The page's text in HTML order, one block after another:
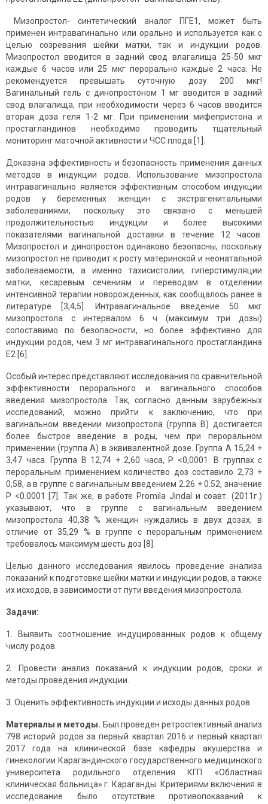
Мизопростол- синтетический аналог ПГЕ1, может быть
применен интравагинально или орально и используется как с
целью созревания шейки матки, так и индукции родов.
Мизопростол вводится в задний свод влагалища 25-50 мкг
каждые 6 часов или 25 мкг перорально каждые 2 часа. Не
рекомендуется превышать суточную дозу 200 мкг!
Вагинальный гель с динопростоном 1 мг вводится в задний
свод влагалища, при необходимости через 6 часов вводится
вторая доза геля 1-2 мг. При применении мифепристона и
простагландинов необходимо проводить тщательный
мониторинг маточной активности и ЧСС плода [1].
Доказана эффективность и безопасность применения данных
методов в индукции родов. Использование мизопростола
интравагинально является эффективным способом индукции
родов у беременных женщин с экстрагенитальными
заболеваниями, поскольку это связано с меньшей
продолжительностью индукции и более высокими
показателями вагинальной доставки в течение 12 часов.
Мизопростол и динопростон одинаково безопасны, поскольку
мизопростол не приводит к росту материнской и неонатальной
заболеваемости, а именно тахисистолии, гиперстимуляции
матки, кесаревым сечениям и переводам в отделении
интенсивной терапии новорожденных, как сообщалось ранее в
литературе [3,4,5]. Интравагинальное введение 50 мкг
мизопростола с интервалом 6 ч (максимум три дозы)
сопоставимо по безопасности, но более эффективно для
индукции родов, чем 3 мг интравагинального простагландина
Е2 [6].
Особый интерес представляют исследования по сравнительной
эффективности перорального и вагинального способов
введения мизопростола. Так, согласно данным зарубежных
исследований, можно прийти к заключению, что при
вагинальном введении мизопростола (группа В) достигается
более быстрое введение в роды, чем при пероральном
применении (группа А) в эквивалентной дозе. Группа А 15,24 +
3,47 часа. Группа B 12,74 + 2,60 часа, P <0,0001. В группах с
пероральным применением количество доз составило 2,73 +
0,58, а в группе с вагинальным введением 2.26 + 0.52, значение
P <0.0001 [7]. Так же, в работе Promila Jindal и соавт. (2011г.)
указывают, что в группе с вагинальным введением
мизопростола 40,38 % женщин нуждались в двух дозах, в
отличие от 35,29 % в группе с пероральным применением
требовалось максимум шесть доз [8].
Целью данного исследования явилось проведение анализа
показаний к подготовке шейки матки и индукции родов, а также
их исходов, в зависимости от пути введения мизопростола.
Задачи:
1. Выявить соотношение индуцированных родов к общему
числу родов.
2. Провести анализ показаний к индукции родов, сроки и
методы проведения индукции.
3. Оценить эффективность индукции и исходы данных родов.
Материалы и методы. Был проведен ретроспективный анализ
798 историй родов за первый квартал 2016 и первый квартал
2017 года на клинической базе кафедры акушерства и
гинекологии Карагандинского государственного медицинского
университета родильного отделения КГП «Областная
клиническая больница» г. Караганды. Критериями включения в
исследование было отсутствие противопоказаний к